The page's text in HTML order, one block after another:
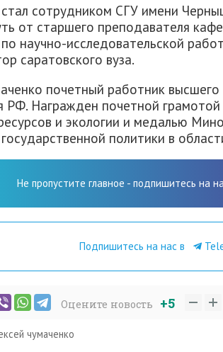
сотрудником СГУ имени
от старшего преподавателя
научно-исследовательской
саратовского вуза.
почетный работник
РФ. Награжден почетной грамотой
и экологии и медалью
политики в
Не пропустите главное - подпишитесь на
Подпишитесь на нас в
Оцените новость +5
чумаченко